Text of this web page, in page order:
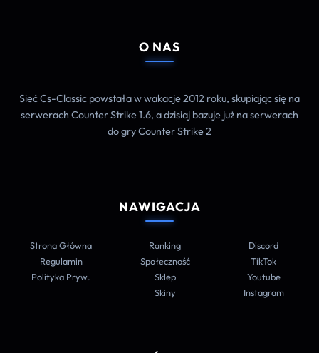
O NAS
Sieć Cs-Classic powstała w wakacje 2012 roku, skupiając się na
serwerach Counter Strike 1.6, a dzisiaj bazuje już na serwerach
do gry Counter Strike 2
NAWIGACJA
Strona Główna
Regulamin
Polityka Pryw.
Ranking
Społeczność
Sklep
Skiny
Discord
TikTok
Youtube
Instagram